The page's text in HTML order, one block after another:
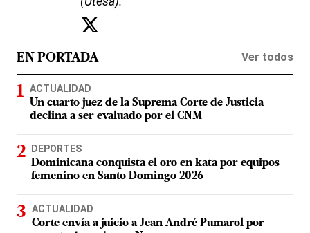
EN PORTADA Ver todos
ACTUALIDAD
Un cuarto juez de la Suprema Corte de Justicia
declina a ser evaluado por el CNM
DEPORTES
Dominicana conquista el oro en kata por equipos
femenino en Santo Domingo 2026
ACTUALIDAD
Corte envía a juicio a Jean André Pumarol por